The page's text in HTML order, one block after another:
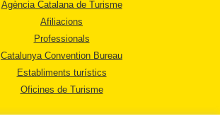
Agència Catalana de Turisme
Afiliacions
Professionals
Catalunya Convention Bureau
Establiments turístics
Oficines de Turisme